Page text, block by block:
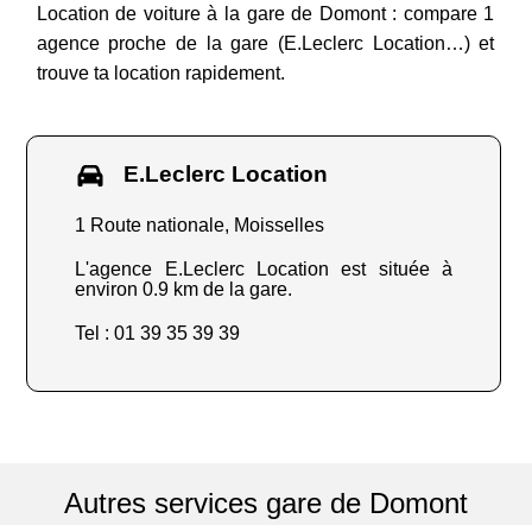
Location de voiture à la gare de Domont : compare 1
agence proche de la gare (E.Leclerc Location…) et
trouve ta location rapidement.
E.Leclerc Location
1 Route nationale, Moisselles
L'agence E.Leclerc Location est située à
environ 0.9 km de la gare.
Tel : 01 39 35 39 39
Autres services gare de Domont